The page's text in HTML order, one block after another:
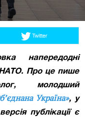
Twitter
напередодні
НАТО. Про це пише
молодший
Україна», у
публікації є